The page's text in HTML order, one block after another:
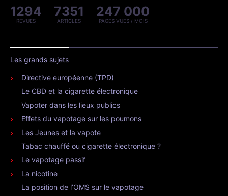
1294
REVUES
7351
ARTICLES
247 000
PAGES VUES / MOIS
Les grands sujets
Directive européenne (TPD)
Le CBD et la cigarette électronique
Vapoter dans les lieux publics
Effets du vapotage sur les poumons
Les Jeunes et la vapote
Tabac chauffé ou cigarette électronique ?
Le vapotage passif
La nicotine
La position de l’OMS sur le vapotage